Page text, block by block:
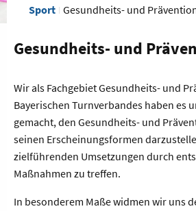
Sport Gesundheits- und
Gesundheits- und
Wir als Fachgebiet Gesundheits- und
Bayerischen Turnverbandes haben es
gemacht, den Gesundheits- und
seinen Erscheinungsformen
zielführenden Umsetzungen durch
Maßnahmen zu treffen.
In besonderem Maße widmen wir uns